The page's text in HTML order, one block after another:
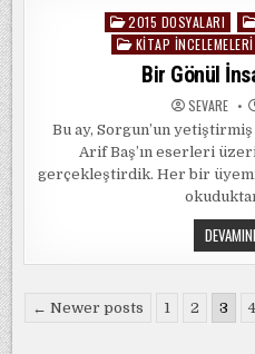
Posted
2015 DOSYALARI
KITAP İNCELEMELERI
Bir Gönül
SEVARE
Bu ay, Sorgun’un
Arif Baş’ın eserleri
gerçekleştirdik. Her bir
Yazı
← Newer posts 1 2 3 4